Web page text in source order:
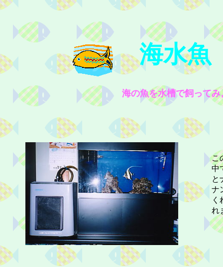
海水魚
海の魚を水槽で飼ってみ
こ
中
と
ナ
く
れ